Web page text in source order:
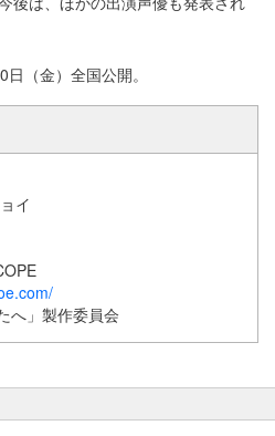
（金）全国公開。
イ
へ」製作委員会